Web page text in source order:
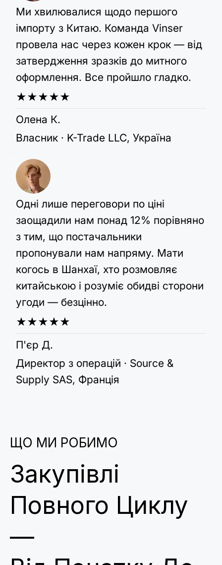
Ми хвилювалися щодо першого
імпорту з Китаю. Команда Vinser
провела нас через кожен крок — від
затвердження зразків до митного
оформлення. Все пройшло гладко.
★★★★★
Олена К.
Власник · K-Trade LLC, Україна
Одні лише переговори по ціні
заощадили нам понад 12% порівняно
з тим, що постачальники
пропонували нам напряму. Мати
когось в Шанхаї, хто розмовляє
китайською і розуміє обидві сторони
угоди — безцінно.
★★★★★
П'єр Д.
Директор з операцій · Source &
Supply SAS, Франція
ЩО МИ РОБИМО
Закупівлі
Повного Циклу
—